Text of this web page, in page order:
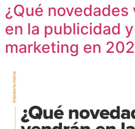
¿Qué novedades
en la publicidad
marketing en